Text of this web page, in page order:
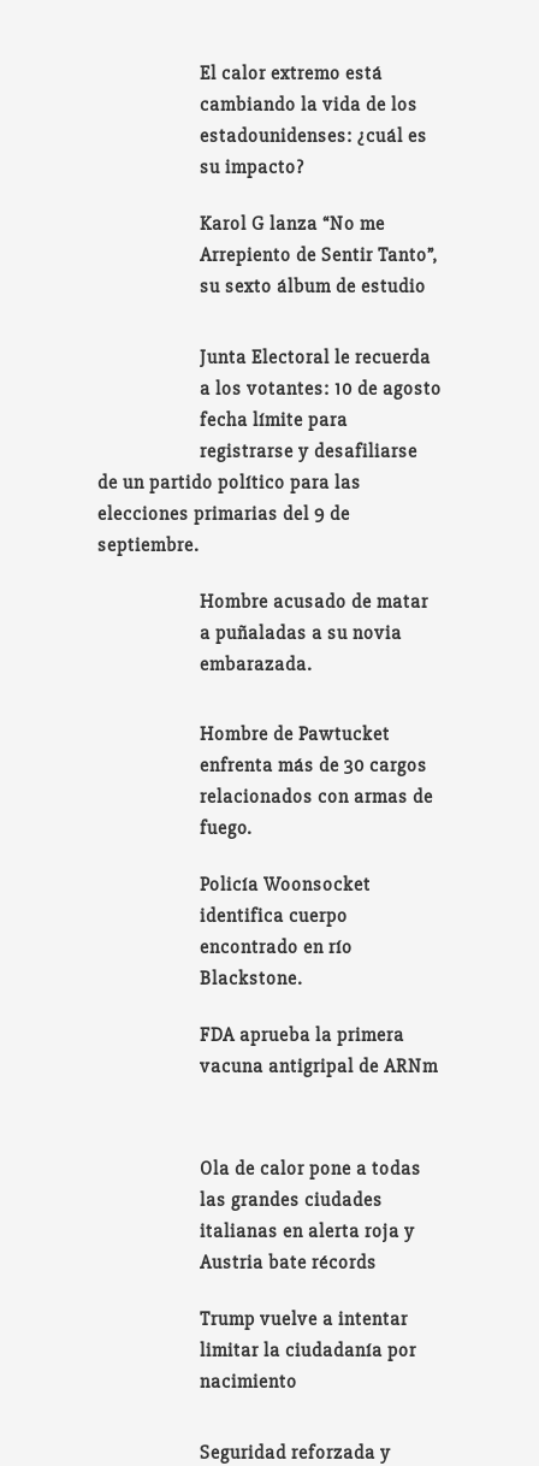
El calor extremo está
cambiando la vida de los
estadounidenses: ¿cuál es
su impacto?
Karol G lanza “No me
Arrepiento de Sentir Tanto”,
su sexto álbum de estudio
Junta Electoral le recuerda
a los votantes: 10 de agosto
fecha límite para
registrarse y desafiliarse
de un partido político para las
elecciones primarias del 9 de
septiembre.
Hombre acusado de matar
a puñaladas a su novia
embarazada.
Hombre de Pawtucket
enfrenta más de 30 cargos
relacionados con armas de
fuego.
Policía Woonsocket
identifica cuerpo
encontrado en río
Blackstone.
FDA aprueba la primera
vacuna antigripal de ARNm
Ola de calor pone a todas
las grandes ciudades
italianas en alerta roja y
Austria bate récords
Trump vuelve a intentar
limitar la ciudadanía por
nacimiento
Seguridad reforzada y